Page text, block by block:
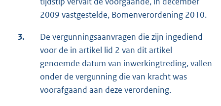
2009 vastgestelde, Bomenverordening 2010.
3.
De vergunningsaanvragen die zijn ingediend
voor de in artikel lid 2 van dit artikel
genoemde datum van inwerkingtreding, vallen
onder de vergunning die van kracht was
voorafgaand aan deze verordening.